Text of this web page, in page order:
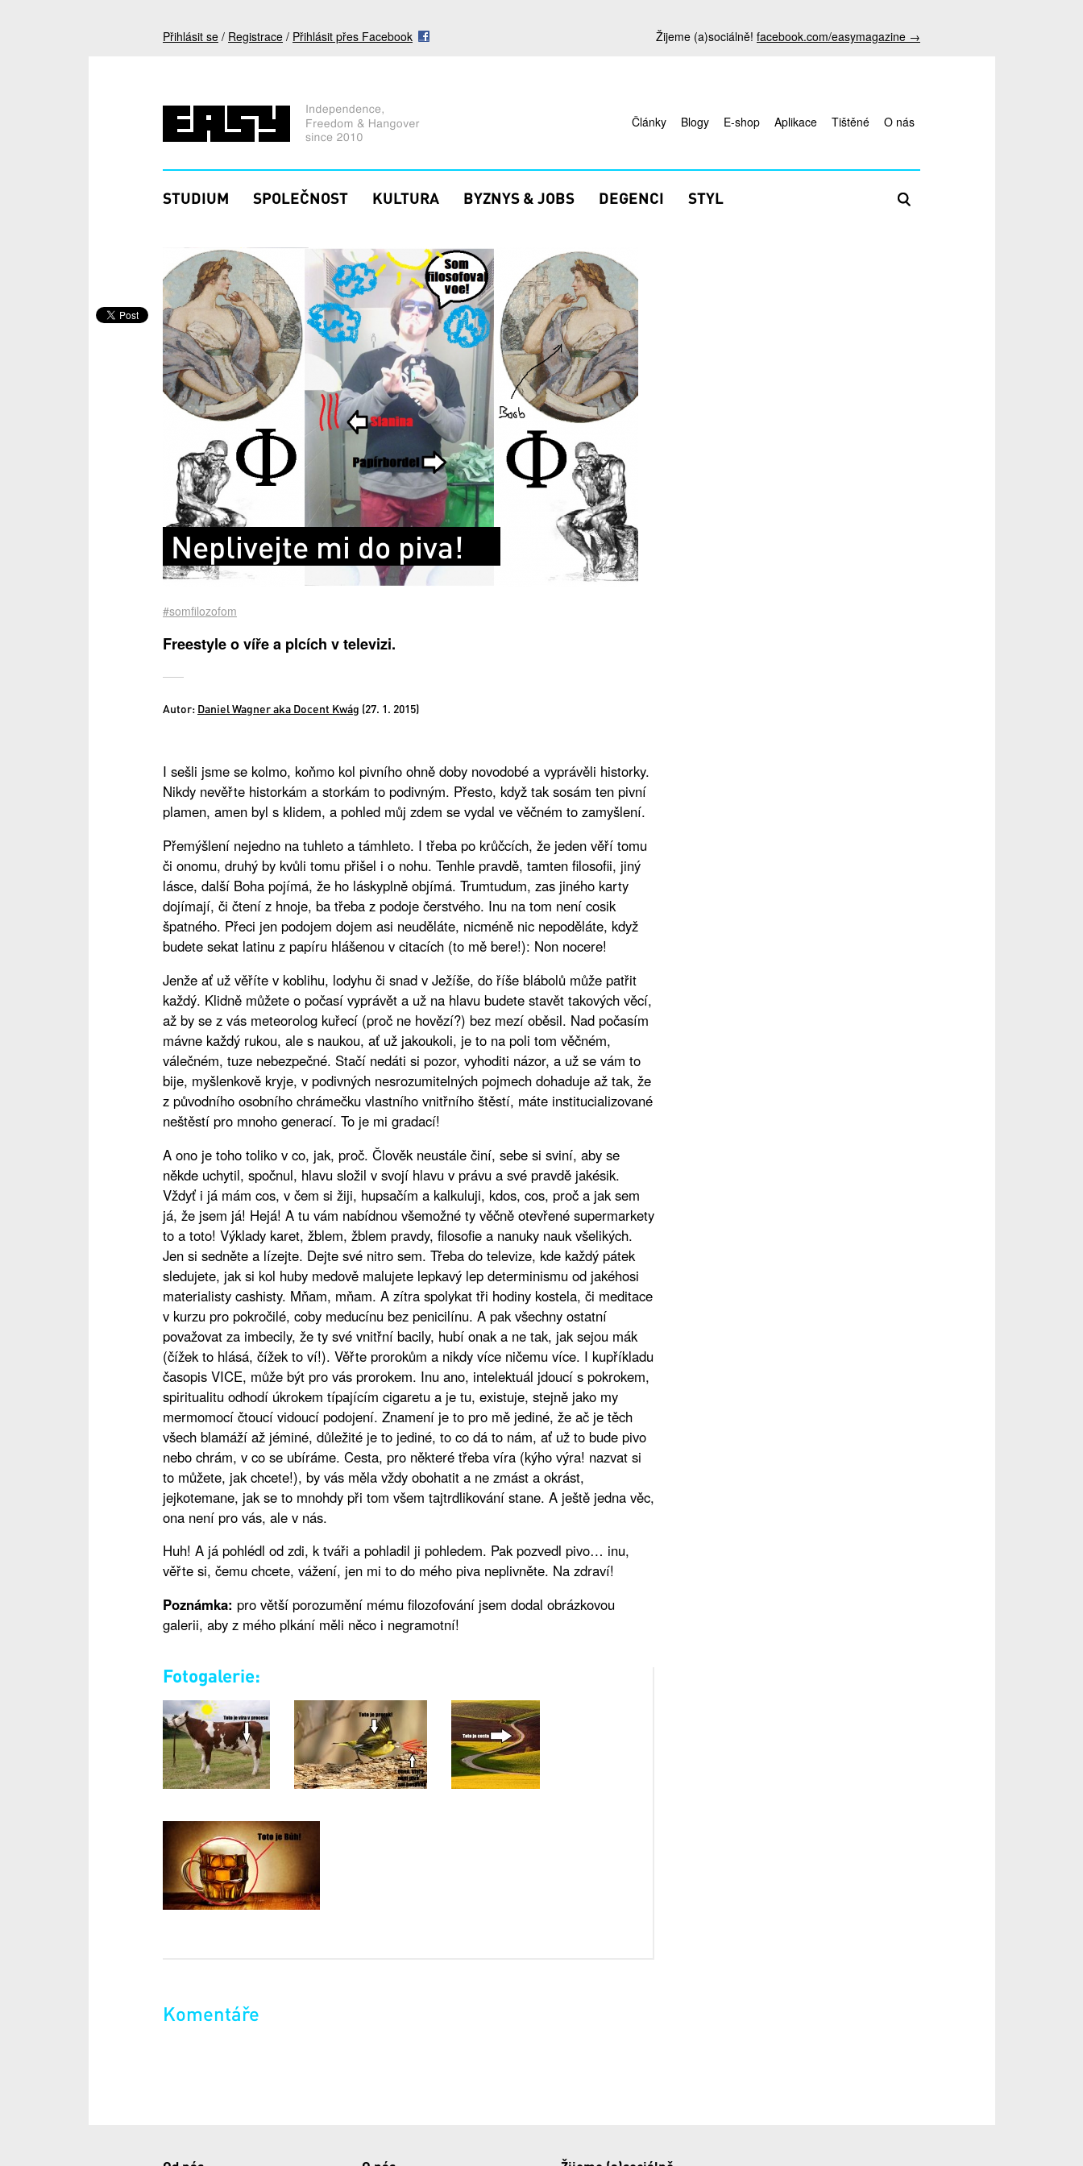
Přihlásit se / Registrace / Přihlásit přes Facebook Žijeme (a)sociálně! facebook.com/easymagazine →
Články Blogy E-shop Aplikace Tištěné O nás
STUDIUM SPOLEČNOST KULTURA BYZNYS & JOBS DEGENCI STYL
Neplivejte mi do piva!
#somfilozofom
Freestyle o víře a plcích v televizi.
Autor: Daniel Wagner aka Docent Kwág (27. 1. 2015)
I sešli jsme se kolmo, koňmo kol pivního ohně doby novodobé a vyprávěli historky.
Nikdy nevěřte historkám a storkám to podivným. Přesto, když tak sosám ten pivní
plamen, amen byl s klidem, a pohled můj zdem se vydal ve věčném to zamyšlení.
Přemýšlení nejedno na tuhleto a támhleto. I třeba po krůčcích, že jeden věří tomu
či onomu, druhý by kvůli tomu přišel i o nohu. Tenhle pravdě, tamten filosofii, jiný
lásce, další Boha pojímá, že ho láskyplně objímá. Trumtudum, zas jiného karty
dojímají, či čtení z hnoje, ba třeba z podoje čerstvého. Inu na tom není cosik
špatného. Přeci jen podojem dojem asi neuděláte, nicméně nic nepoděláte, když
budete sekat latinu z papíru hlášenou v citacích (to mě bere!): Non nocere!
Jenže ať už věříte v koblihu, lodyhu či snad v Ježíše, do říše blábolů může patřit
každý. Klidně můžete o počasí vyprávět a už na hlavu budete stavět takových věcí,
až by se z vás meteorolog kuřecí (proč ne hovězí?) bez mezí oběsil. Nad počasím
mávne každý rukou, ale s naukou, ať už jakoukoli, je to na poli tom věčném,
válečném, tuze nebezpečné. Stačí nedáti si pozor, vyhoditi názor, a už se vám to
bije, myšlenkově kryje, v podivných nesrozumitelných pojmech dohaduje až tak, že
z původního osobního chrámečku vlastního vnitřního štěstí, máte institucializované
neštěstí pro mnoho generací. To je mi gradací!
A ono je toho toliko v co, jak, proč. Člověk neustále činí, sebe si sviní, aby se
někde uchytil, spočnul, hlavu složil v svojí hlavu v právu a své pravdě jakésik.
Vždyť i já mám cos, v čem si žiji, hupsačím a kalkuluji, kdos, cos, proč a jak sem
já, že jsem já! Hejá! A tu vám nabídnou všemožné ty věčně otevřené supermarkety
to a toto! Výklady karet, žblem, žblem pravdy, filosofie a nanuky nauk všelikých.
Jen si sedněte a lízejte. Dejte své nitro sem. Třeba do televize, kde každý pátek
sledujete, jak si kol huby medově malujete lepkavý lep determinismu od jakéhosi
materialisty cashisty. Mňam, mňam. A zítra spolykat tři hodiny kostela, či meditace
v kurzu pro pokročilé, coby meducínu bez penicilínu. A pak všechny ostatní
považovat za imbecily, že ty své vnitřní bacily, hubí onak a ne tak, jak sejou mák
(čížek to hlásá, čížek to ví!). Věřte prorokům a nikdy více ničemu více. I kupříkladu
časopis VICE, může být pro vás prorokem. Inu ano, intelektuál jdoucí s pokrokem,
spiritualitu odhodí úkrokem típajícím cigaretu a je tu, existuje, stejně jako my
mermomocí čtoucí vidoucí podojení. Znamení je to pro mě jediné, že ač je těch
všech blamáží až jéminé, důležité je to jediné, to co dá to nám, ať už to bude pivo
nebo chrám, v co se ubíráme. Cesta, pro některé třeba víra (kýho výra! nazvat si
to můžete, jak chcete!), by vás měla vždy obohatit a ne zmást a okrást,
jejkotemane, jak se to mnohdy při tom všem tajtrdlikování stane. A ještě jedna věc,
ona není pro vás, ale v nás.
Huh! A já pohlédl od zdi, k tváři a pohladil ji pohledem. Pak pozvedl pivo… inu,
věřte si, čemu chcete, vážení, jen mi to do mého piva neplivněte. Na zdraví!
Poznámka: pro větší porozumění mému filozofování jsem dodal obrázkovou
galerii, aby z mého plkání měli něco i negramotní!
Fotogalerie:
Komentáře